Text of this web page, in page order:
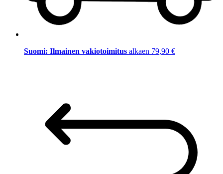
Suomi: Ilmainen vakiotoimitus alkaen 79,90 €